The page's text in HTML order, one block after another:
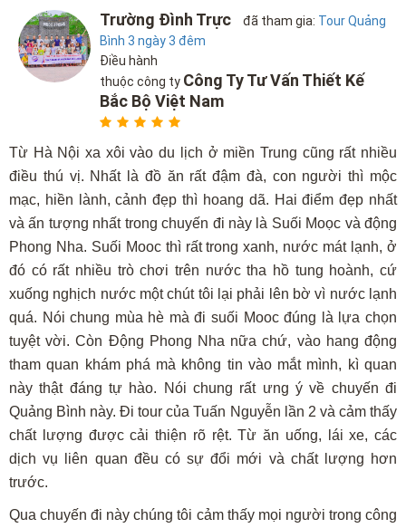
Trường Đình Trực đã tham gia: Tour Quảng
Bình 3 ngày 3 đêm
Điều hành
thuộc công ty Công Ty Tư Vấn Thiết Kế
Bắc Bộ Việt Nam
Từ Hà Nội xa xôi vào du lịch ở miền Trung cũng rất nhiều
điều thú vị. Nhất là đồ ăn rất đậm đà, con người thì mộc
mạc, hiền lành, cảnh đẹp thì hoang dã. Hai điểm đẹp nhất
và ấn tượng nhất trong chuyến đi này là Suối Moọc và động
Phong Nha. Suối Mooc thì rất trong xanh, nước mát lạnh, ở
đó có rất nhiều trò chơi trên nước tha hồ tung hoành, cứ
xuống nghịch nước một chút tôi lại phải lên bờ vì nước lạnh
quá. Nói chung mùa hè mà đi suối Mooc đúng là lựa chọn
tuyệt vời. Còn Động Phong Nha nữa chứ, vào hang động
tham quan khám phá mà không tin vào mắt mình, kì quan
này thật đáng tự hào. Nói chung rất ưng ý về chuyến đi
Quảng Bình này. Đi tour của Tuấn Nguyễn lần 2 và cảm thấy
chất lượng được cải thiện rõ rệt. Từ ăn uống, lái xe, các
dịch vụ liên quan đều có sự đổi mới và chất lượng hơn
trước.
Qua chuyến đi này chúng tôi cảm thấy mọi người trong công